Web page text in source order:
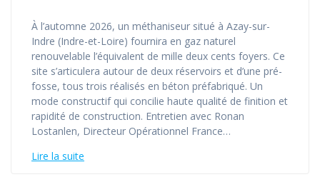
À l’automne 2026, un méthaniseur situé à Azay-sur-
Indre (Indre-et-Loire) fournira en gaz naturel
renouvelable l’équivalent de mille deux cents foyers. Ce
site s’articulera autour de deux réservoirs et d’une pré-
fosse, tous trois réalisés en béton préfabriqué. Un
mode constructif qui concilie haute qualité de finition et
rapidité de construction. Entretien avec Ronan
Lostanlen, Directeur Opérationnel France…
Lire la suite